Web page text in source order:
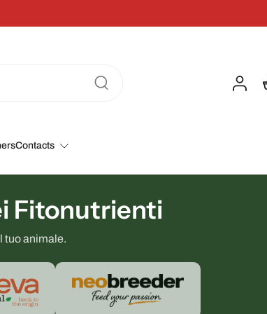
Contacts
Fitonutrienti
tuo animale.